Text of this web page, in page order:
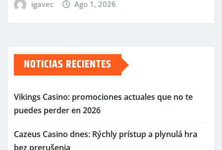
igavec Ago 1, 2026
NOTICIAS RECIENTES
Vikings Casino: promociones actuales que no te
puedes perder en 2026
Cazeus Casino dnes: Rýchly prístup a plynulá hra
bez prerušenia